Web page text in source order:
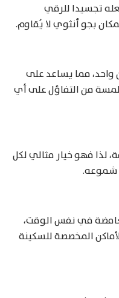
تجسيدا للرقي
بجو أنثوي لا يُقاوم.
مما يساعد على
لمسة من التفاؤل على أي
لذا فهو خيار مثالي لكل
شموعه.
في نفس الوقت،
المخصصة للسكينة